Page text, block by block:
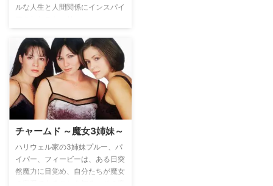
ルな人生と人間関係にインスパイ
チャームド ～魔女3姉妹～
ハリウェル家の3姉妹プルー、パ
イパー、フィービーは、ある日突
然魔力に目覚め、自分たちが魔女